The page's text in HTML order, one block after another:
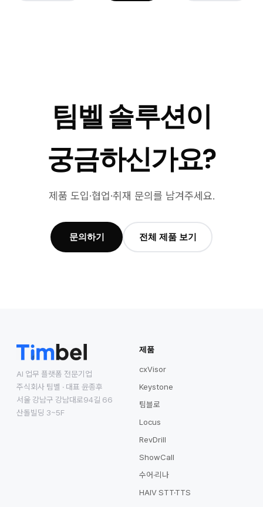
팀벨 솔루션이
궁금하신가요?
제품 도입·협업·취재 문의를 남겨주세요.
문의하기 전체 제품 보기
AI 업무 플랫폼 전문기업
주식회사 팀벨 · 대표 윤종후
서울 강남구 강남대로94길 66
산돌빌딩 3~5F
제품
cxVisor
Keystone
팀블로
Locus
RevDrill
ShowCall
수어·리나
HAIV STT·TTS